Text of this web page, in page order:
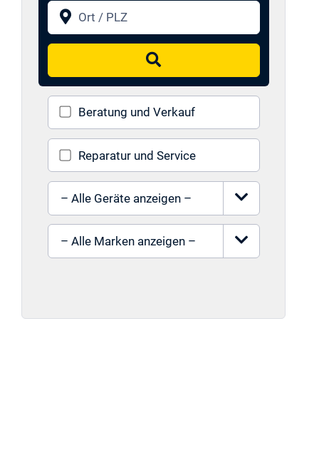
Ort / PLZ
Suchen
Beratung und Verkauf
Reparatur und Service
Gerät auswählen
Marke auswählen